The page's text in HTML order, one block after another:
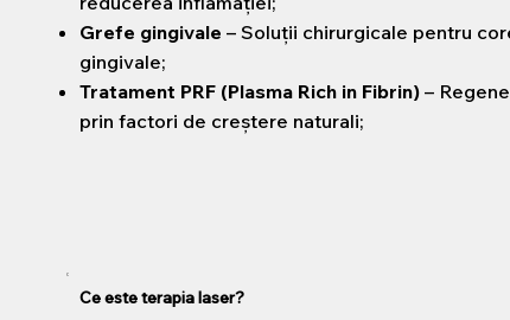
Grefe gingivale – Soluții chirurgicale pentru
gingivale;
Tratament PRF (Plasma Rich in Fibrin) –
prin factori de creștere naturali;
Ce este terapia laser?